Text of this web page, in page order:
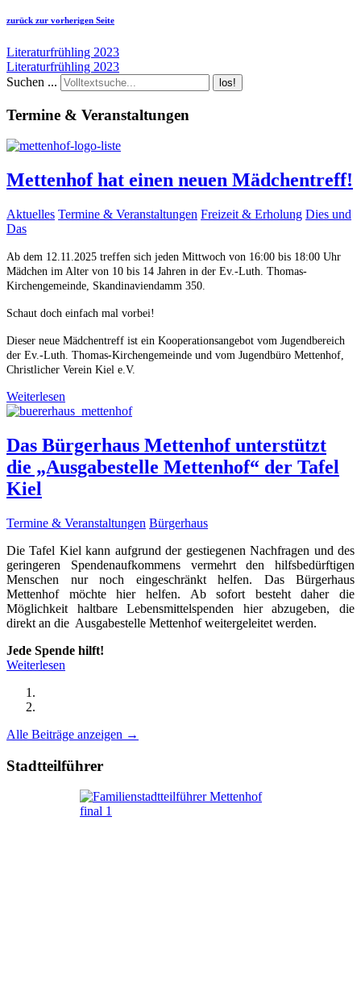
zurück zur vorherigen Seite
Literaturfrühling 2023
Literaturfrühling 2023
Suchen ...
los!
Termine & Veranstaltungen
Mettenhof hat einen neuen Mädchentreff!
Aktuelles Termine & Veranstaltungen Freizeit & Erholung Dies und
Das
Ab dem 12.11.2025 treffen sich jeden Mittwoch von 16:00 bis 18:00 Uhr
Mädchen im Alter von 10 bis 14 Jahren in der Ev.-Luth. Thomas-
Kirchengemeinde, Skandinaviendamm 350.
Schaut doch einfach mal vorbei!
Dieser neue Mädchentreff ist ein Kooperationsangebot vom Jugendbereich
der Ev.-Luth. Thomas-Kirchengemeinde und vom Jugendbüro Mettenhof,
Christlicher Verein Kiel e.V.
Weiterlesen
Das Bürgerhaus Mettenhof unterstützt
die „Ausgabestelle Mettenhof“ der Tafel
Kiel
Termine & Veranstaltungen Bürgerhaus
Die Tafel Kiel kann aufgrund der gestiegenen Nachfragen und des
geringeren Spendenaufkommens vermehrt den hilfsbedürftigen
Menschen nur noch eingeschränkt helfen. Das Bürgerhaus
Mettenhof möchte hier helfen. Ab sofort besteht daher die
Möglichkeit haltbare Lebensmittelspenden hier abzugeben, die
direkt an die Ausgabestelle Mettenhof weitergeleitet werden.
Jede Spende hilft!
Weiterlesen
Alle Beiträge anzeigen →
Stadtteilführer